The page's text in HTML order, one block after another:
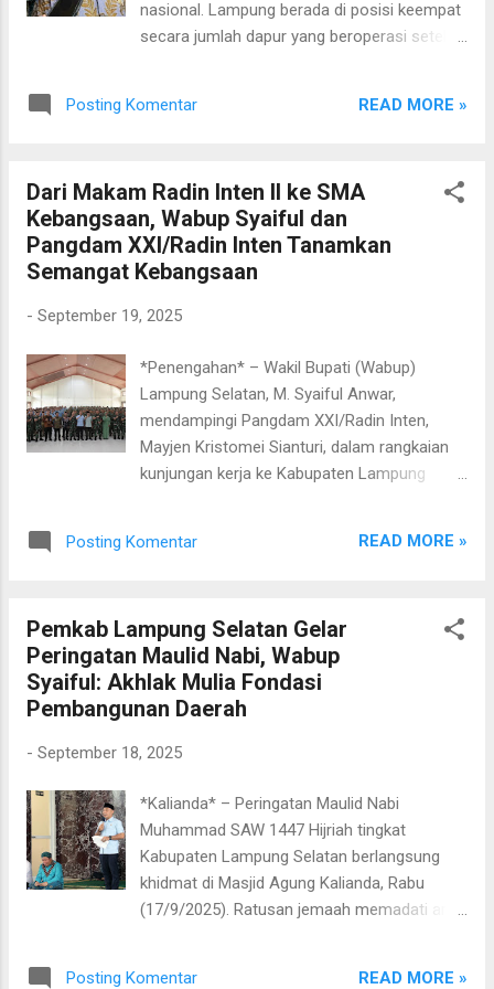
pembekuan, melainkan melakukan razia dan
penegakan hukum terhadap pihak-pihak yang
razia dan penegakan hukum bagi pihak-pihak
nasional. Lampung berada di posisi keempat
secara jumlah dapur yang beroperasi setelah
tertinggi di Indonesia, dengan 52 persen
manfaat menempatkan Lampung di urutan
pertama nasional. Sebanyak 55 persen atau
sekitar 1,3 juta jiwa dari total proyeksi 2,2 juta
penerima manfaat sudah merasakan
sekolah, ibu hamil, ibu menyusui, hingga
Giri Akbar, mengapresiasi capaian tersebut.
Menurutnya, keberhasilan Lampung bukan
sekadar angka, melainkan bukti keseriusan
pemerintah daerah dalam memastikan
kesejahteraan masyarakat melalui
patut kita banggakan. Lampung bisa menjadi
Posting Komentar READ MORE »
Dari Makam Radin Inten II ke SMA
Kebangsaan, Wabup Syaiful dan
Pangdam XXI/Radin Inten Tanamkan
Semangat Kebangsaan
- September 19, 2025
*Penengahan* – Wakil Bupati (Wabup)
Lampung Selatan, M. Syaiful Anwar,
mendampingi Pangdam XXI/Radin Inten,
Mayjen Kristomei Sianturi, dalam rangkaian
kunjungan kerja ke Kabupaten Lampung
Nasional Radin Inten II di Desa Gedungharta,
rombongan Pangdam bersama jajaran
pejabat utama, Forkopimda Lampung
Selatan, tokoh adat, tokoh masyarakat,
hingga keluarga besar Radin Inten II, larut
Sekretaris Daerah Kabupaten Lampung
pejabat daerah terkait. Prosesi ziarah
berlangsung penuh penghormatan, ditandai
dengan doa bersama dan tabur bunga di
pusara sang pahlawan. Momentum ini
sekaligus menegaskan pentingnya
Inten II yang gigih melawan kolonial Belanda
Posting Komentar READ MORE »
Pemkab Lampung Selatan Gelar
Peringatan Maulid Nabi, Wabup
Syaiful: Akhlak Mulia Fondasi
Pembangunan Daerah
- September 18, 2025
*Kalianda* – Peringatan Maulid Nabi
Muhammad SAW 1447 Hijriah tingkat
Kabupaten Lampung Selatan berlangsung
khidmat di Masjid Agung Kalianda, Rabu
(17/9/2025). Ratusan jemaah memadati area
Posting Komentar READ MORE »